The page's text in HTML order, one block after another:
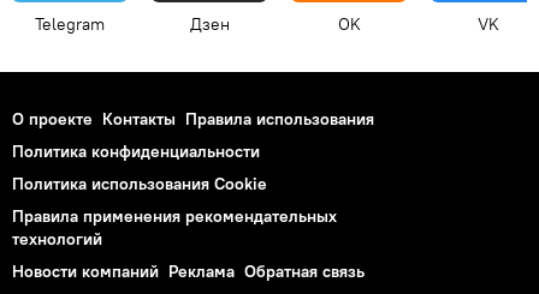
Telegram Дзен OK VK
О проекте Контакты Правила использования
Политика конфиденциальности
Политика использования Cookie
Правила применения рекомендательных
технологий
Новости компаний Реклама Обратная связь